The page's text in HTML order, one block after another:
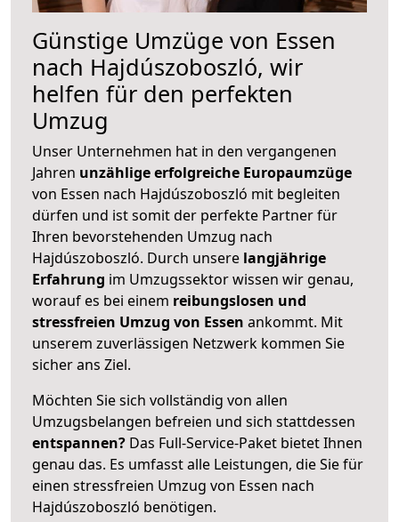
Günstige Umzüge von Essen
nach Hajdúszoboszló, wir
helfen für den perfekten
Umzug
Unser Unternehmen hat in den vergangenen
Jahren unzählige erfolgreiche Europaumzüge
von Essen nach Hajdúszoboszló mit begleiten
dürfen und ist somit der perfekte Partner für
Ihren bevorstehenden Umzug nach
Hajdúszoboszló. Durch unsere langjährige
Erfahrung im Umzugssektor wissen wir genau,
worauf es bei einem reibungslosen und
stressfreien Umzug von Essen ankommt. Mit
unserem zuverlässigen Netzwerk kommen Sie
sicher ans Ziel.
Möchten Sie sich vollständig von allen
Umzugsbelangen befreien und sich stattdessen
entspannen? Das Full-Service-Paket bietet Ihnen
genau das. Es umfasst alle Leistungen, die Sie für
einen stressfreien Umzug von Essen nach
Hajdúszoboszló benötigen.